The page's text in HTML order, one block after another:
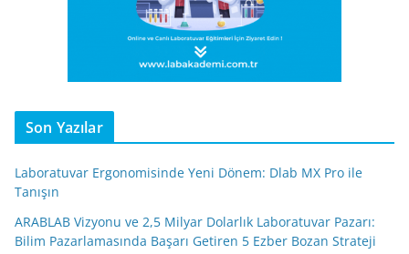
Son Yazılar
Laboratuvar Ergonomisinde Yeni Dönem: Dlab MX Pro ile
Tanışın
ARABLAB Vizyonu ve 2,5 Milyar Dolarlık Laboratuvar Pazarı:
Bilim Pazarlamasında Başarı Getiren 5 Ezber Bozan Strateji